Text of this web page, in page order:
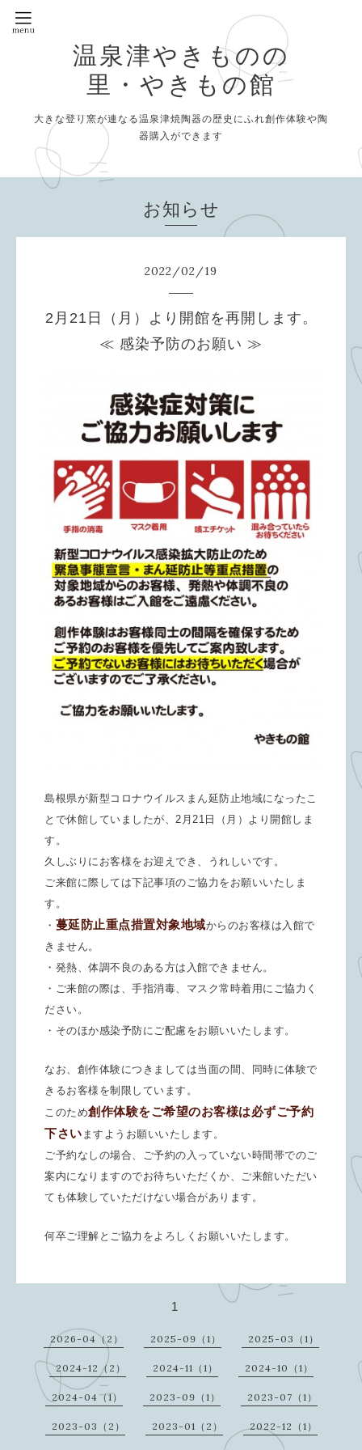
温泉津やきものの
里・やきもの館
大きな登り窯が連なる温泉津焼陶器の歴史にふれ創作体験や陶
器購入ができます
お知らせ
2022/02/19
2月21日（月）より開館を再開します。
≪ 感染予防のお願い ≫
島根県が新型コロナウイルスまん延防止地域になったこ
とで休館していましたが、2月21日（月）より開館しま
す。
久しぶりにお客様をお迎えでき、うれしいです。
ご来館に際しては下記事項のご協力をお願いいたしま
す。
・ 蔓延防止重点措置対象地域からのお客様は入館で
きません。
・発熱、体調不良のある方は入館できません。
・ご来館の際は、手指消毒、マスク常時着用にご協力く
ださい。
・そのほか感染予防にご配慮をお願いいたします。
なお、創作体験につきましては当面の間、同時に体験で
きるお客様を制限しています。
このため創作体験をご希望のお客様は必ずご予約
下さい ますようお願いいたします。
ご予約なしの場合、ご予約の入っていない時間帯でのご
案内になりますのでお待ちいただくか、ご来館いただい
ても体験していただけない場合があります。
何卒ご理解とご協力をよろしくお願いいたします。
1
2026-04（2） 2025-09（1） 2025-03（1）
2024-12（2） 2024-11（1） 2024-10（1）
2024-04（1） 2023-09（1） 2023-07（1）
2023-03（2） 2023-01（2） 2022-12（1）